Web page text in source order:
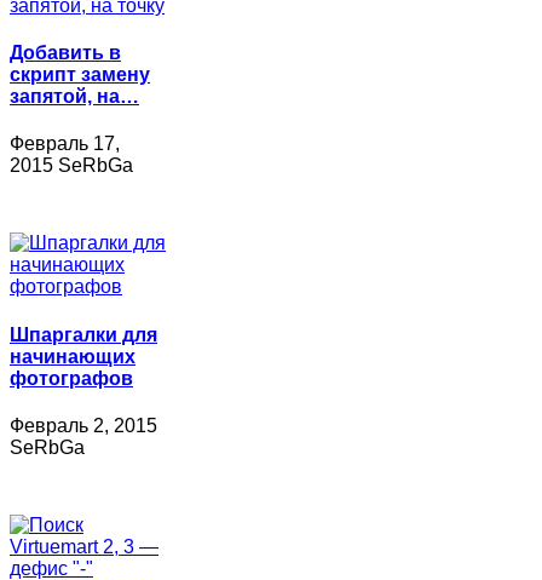
Добавить в
скрипт замену
запятой, на…
Февраль 17,
2015 SeRbGa
Шпаргалки для
начинающих
фотографов
Февраль 2, 2015
SeRbGa